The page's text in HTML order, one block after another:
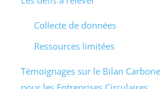
Collecte de données
Ressources limitées
Témoignages sur le Bilan